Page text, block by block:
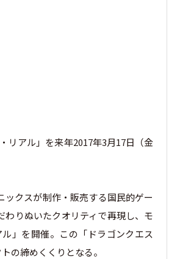
リアル」を来年2017年3月17日（金
クスが制作・販売する国民的ゲー
りぬいたクオリティで再現し、モ
」を開催。この「ドラゴンクエス
の締めくくりとなる。